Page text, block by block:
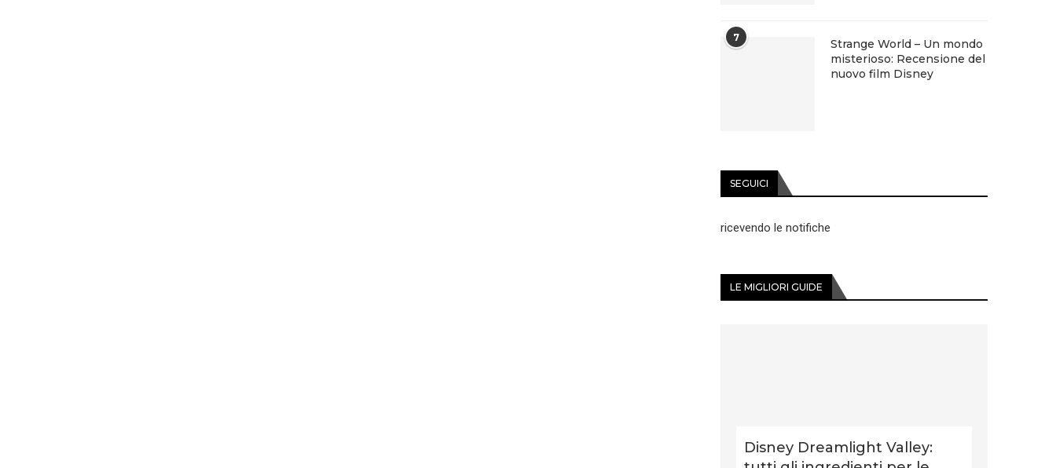
7
Strange World – Un mondo
misterioso: Recensione del
nuovo film Disney
SEGUICI
ricevendo le notifiche
LE MIGLIORI GUIDE
Disney Dreamlight Valley: